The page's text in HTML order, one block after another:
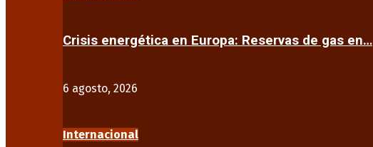
Crisis energética en Europa: Reservas de gas en…
6 agosto, 2026
Internacional